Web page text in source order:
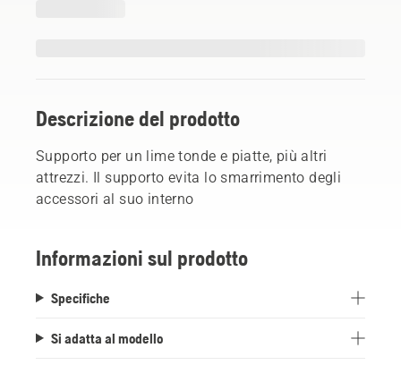
Descrizione del prodotto
Supporto per un lime tonde e piatte, più altri
attrezzi. Il supporto evita lo smarrimento degli
accessori al suo interno
Informazioni sul prodotto
Specifiche
Si adatta al modello